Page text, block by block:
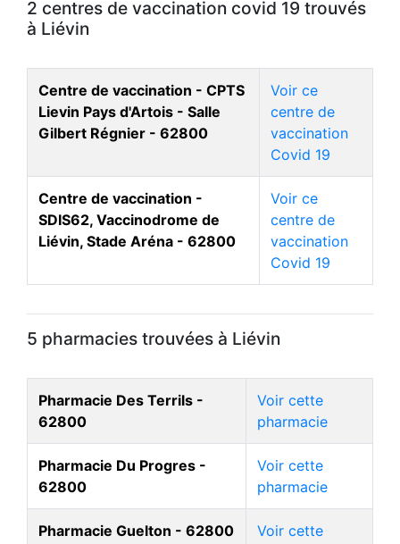
2 centres de vaccination covid 19 trouvés
à Liévin
Centre de vaccination - CPTS
Lievin Pays d'Artois - Salle
Gilbert Régnier - 62800
Voir ce
centre de
vaccination
Covid 19
Centre de vaccination -
SDIS62, Vaccinodrome de
Liévin, Stade Aréna - 62800
Voir ce
centre de
vaccination
Covid 19
5 pharmacies trouvées à Liévin
Pharmacie Des Terrils -
62800
Voir cette
pharmacie
Pharmacie Du Progres -
62800
Voir cette
pharmacie
Pharmacie Guelton - 62800
Voir cette